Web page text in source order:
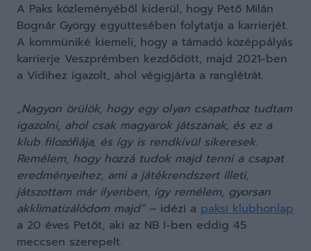
A Paks közleményéből kiderül, hogy Pető Milán
Bognár György együttesében folytatja a karrierjét.
A kommüniké kiemeli, hogy a támadó középpályás
karrierje Veszprémben kezdődött, majd 2021-ben
a Vidihez igazolt, ahol végigjárta a ranglétrát.
„Nagyon örülök, hogy egy olyan csapathoz tudtam
igazolni, ahol csak magyarok játszanak, és ez a
klub filozófiája, és így is rendkívül sikeresek.
Remélem, hogy hozzá tudok majd tenni a csapat
eredményeihez, ami a játékrendszert illeti,
játszottam már ilyenben, így remélem, gyorsan
akklimatizálódom majd”– idézi a paksi klubhonlap
a 20 éves Petőt, aki az NB I-ben eddig 45
meccsen szerepelt.